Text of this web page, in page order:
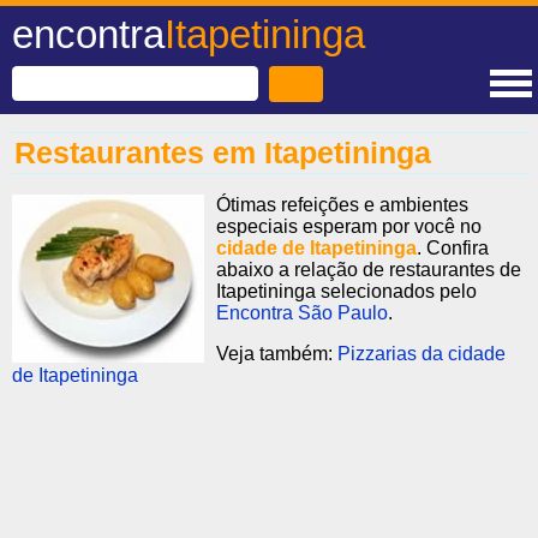
encontraItapetininga
Restaurantes em Itapetininga
Ótimas refeições e ambientes
especiais esperam por você no
cidade de Itapetininga. Confira
abaixo a relação de restaurantes de
Itapetininga selecionados pelo
Encontra São Paulo.
Veja também: Pizzarias da cidade
de Itapetininga